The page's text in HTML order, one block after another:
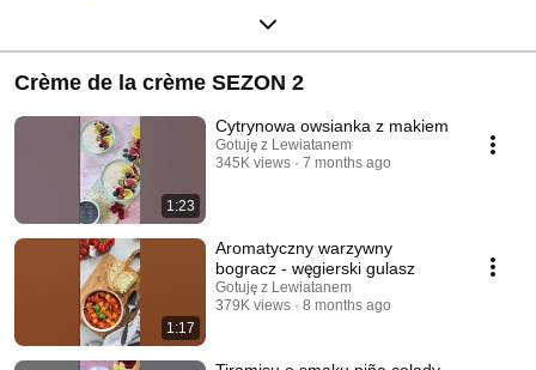
Crème de la crème SEZON 2
1:23
Cytrynowa owsianka z makiem
Gotuję z Lewiatanem
345K views
7 months ago
1:17
Aromatyczny warzywny
bogracz - węgierski gulasz
Gotuję z Lewiatanem
379K views
8 months ago